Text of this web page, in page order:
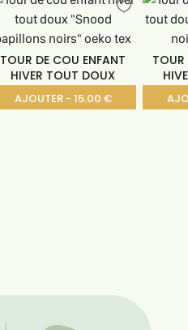
TOUR DE COU ENFANT
HIVER TOUT DOUX
"SNOOD
AJOUTER - 15.00 €
TOUR